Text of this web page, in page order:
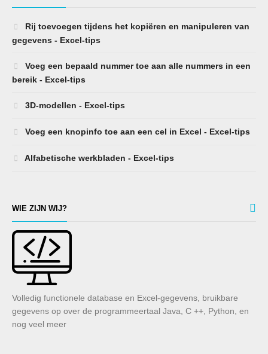
Rij toevoegen tijdens het kopiëren en manipuleren van
gegevens - Excel-tips
Voeg een bepaald nummer toe aan alle nummers in een
bereik - Excel-tips
3D-modellen - Excel-tips
Voeg een knopinfo toe aan een cel in Excel - Excel-tips
Alfabetische werkbladen - Excel-tips
WIE ZIJN WIJ?
Volledig functionele database en Excel-gegevens, bruikbare
gegevens op over de programmeertaal Java, C ++, Python, en
nog veel meer